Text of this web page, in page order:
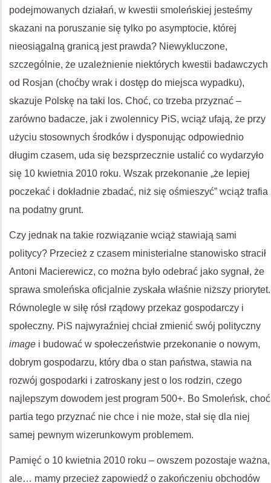
podejmowanych działań, w kwestii smoleńskiej jesteśmy
skazani na poruszanie się tylko po asymptocie, której
nieosiągalną granicą jest prawda? Niewykluczone,
szczególnie, że uzależnienie niektórych kwestii badawczych
od Rosjan (choćby wrak i dostęp do miejsca wypadku),
skazuje Polskę na taki los. Choć, co trzeba przyznać –
zarówno badacze, jak i zwolennicy PiS, wciąż ufają, że przy
użyciu stosownych środków i dysponując odpowiednio
długim czasem, uda się bezsprzecznie ustalić co wydarzyło
się 10 kwietnia 2010 roku. Wszak przekonanie „że lepiej
poczekać i dokładnie zbadać, niż się ośmieszyć” wciąż trafia
na podatny grunt.
Czy jednak na takie rozwiązanie wciąż stawiają sami
politycy? Przecież z czasem ministerialne stanowisko stracił
Antoni Macierewicz, co można było odebrać jako sygnał, że
sprawa smoleńska oficjalnie zyskała właśnie niższy priorytet.
Równolegle w siłę rósł rządowy przekaz gospodarczy i
społeczny. PiS najwyraźniej chciał zmienić swój polityczny
image i budować w społeczeństwie przekonanie o nowym,
dobrym gospodarzu, który dba o stan państwa, stawia na
rozwój gospodarki i zatroskany jest o los rodzin, czego
najlepszym dowodem jest program 500+. Bo Smoleńsk, choć
partia tego przyznać nie chce i nie może, stał się dla niej
samej pewnym wizerunkowym problemem.
Pamięć o 10 kwietnia 2010 roku – owszem pozostaje ważna,
ale… mamy przecież zapowiedź o zakończeniu obchodów